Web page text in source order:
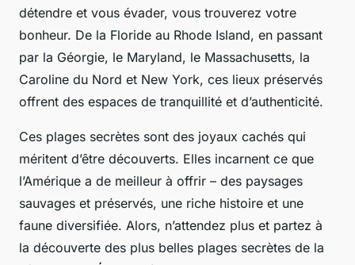
détendre et vous évader, vous trouverez votre
bonheur. De la Floride au Rhode Island, en passant
par la Géorgie, le Maryland, le Massachusetts, la
Caroline du Nord et New York, ces lieux préservés
offrent des espaces de tranquillité et d’authenticité.
Ces plages secrètes sont des joyaux cachés qui
méritent d’être découverts. Elles incarnent ce que
l’Amérique a de meilleur à offrir – des paysages
sauvages et préservés, une riche histoire et une
faune diversifiée. Alors, n’attendez plus et partez à
la découverte des plus belles plages secrètes de la